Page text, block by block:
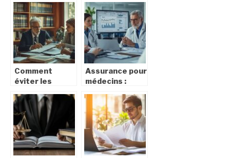
attestation
Pole emploi
particulier
employeur :
format PDF
inclus
les punaises de
lit et réduire
les coûts de
traitement
Comment
éviter les
une annonce
légale
Assurance pour
médecins :
couverture et
tarifs
compétitifs,
est-ce possible